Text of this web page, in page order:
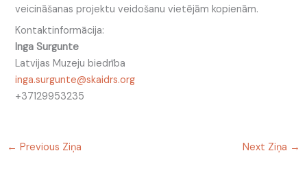
veicināšanas projektu veidošanu vietējām kopienām.
Kontaktinformācija:
Inga Surgunte
Latvijas Muzeju biedrība
inga.surgunte@skaidrs.org
+37129953235
← Previous Ziņa Next Ziņa →